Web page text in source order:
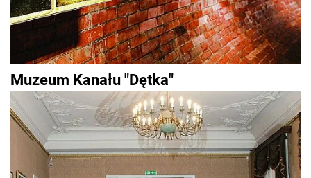
Muzeum Kanału "Dętka"